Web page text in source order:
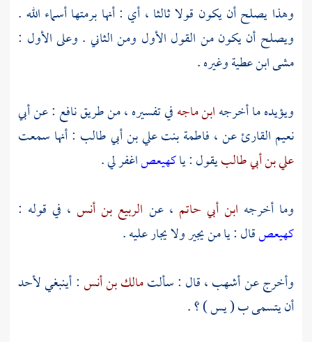
وهذا يصلح أن يكون قولا ثالثا ، أي : أنها برمتها أسماء الله .
ويصلح أن يكون من القول الأول ومن الثاني . وعلى الأول :
مشىابن عطيةوغيره .
ويؤيده ما أخرجهابن ماجهفي تفسيره ، من طريقنافع : عنأبي
نعيم القارئعن ، فاطمة بنت علي بن أبي طالب : أنها سمعت
علي بن أبي طالبيقول : ياكهيعصاغفر لي .
وما أخرجه ابن أبي حاتم ، عن الربيع بن أنس ، في قوله :
كهيعصقال : يا من يجير ولا يجار عليه .
وأخرج عنأشهب، قال : سألتمالك بن أنس: أينبغي لأحد
أن يتسمى ب ( يس ) ؟ .